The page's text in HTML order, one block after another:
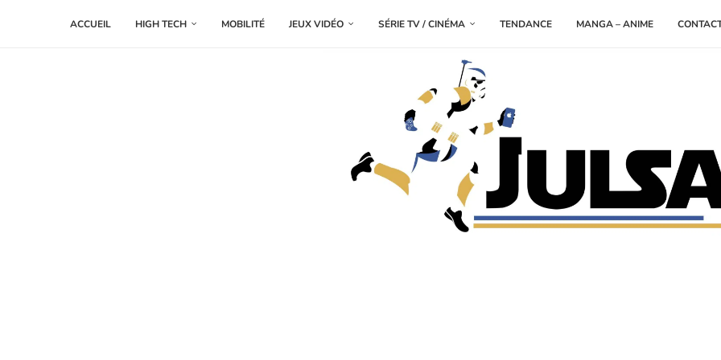
ACCUEIL HIGH TECH MOBILITÉ JEUX VIDÉO SÉRIE TV / CINÉMA TENDANCE MANGA – ANIME